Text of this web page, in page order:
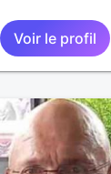
Voir le profil